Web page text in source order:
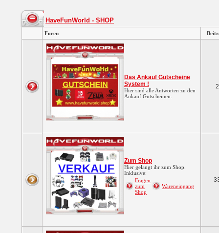
HaveFunWorld - SHOP
Foren
Das Ankauf Gutscheine
System !
Hier sind alle Antworten zu den
Ankauf Gutscheinen.
2
Zum Shop
Hier gelangt ihr zum Shop.
Inklusive:
Fragen
zum
Shop
Wareneingang